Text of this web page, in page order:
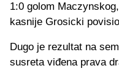
1:0 golom
kasnije Grosicki
Dugo je rezultat na
susreta viđena prava